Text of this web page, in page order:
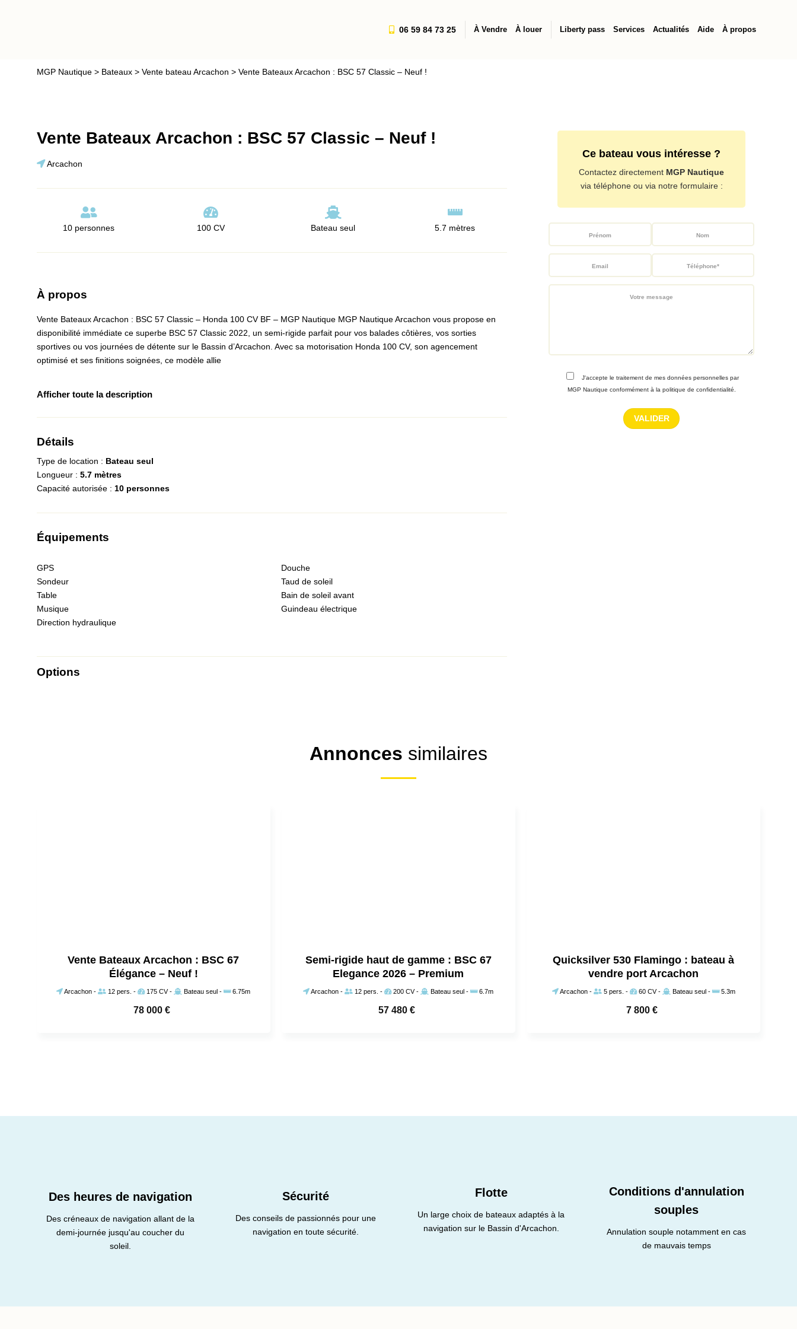
06 59 84 73 25 À Vendre À louer Liberty pass Services Actualités Aide À propos
MGP Nautique > Bateaux > Vente bateau Arcachon > Vente Bateaux Arcachon : BSC 57 Classic – Neuf !
Vente Bateaux Arcachon : BSC 57 Classic – Neuf !
Arcachon
10 personnes 100 CV Bateau seul 5.7 mètres
À propos
Vente Bateaux Arcachon : BSC 57 Classic – Honda 100 CV BF – MGP Nautique MGP Nautique Arcachon vous propose en
disponibilité immédiate ce superbe BSC 57 Classic 2022, un semi-rigide parfait pour vos balades côtières, vos sorties
sportives ou vos journées de détente sur le Bassin d’Arcachon. Avec sa motorisation Honda 100 CV, son agencement
optimisé et ses finitions soignées, ce modèle allie
Afficher toute la description
Détails
Type de location : Bateau seul
Longueur : 5.7 mètres
Capacité autorisée : 10 personnes
Équipements
GPS
Douche
Sondeur
Taud de soleil
Table
Bain de soleil avant
Musique
Guindeau électrique
Direction hydraulique
Options
Ce bateau vous intéresse ?
Contactez directement MGP Nautique
via téléphone ou via notre formulaire :
J'accepte le traitement de mes données personnelles par
MGP Nautique conformément à la politique de confidentialité.
Annonces similaires
Vente Bateaux Arcachon : BSC 67
Élégance – Neuf !
Arcachon - 12 pers. - 175 CV- Bateau seul - 6.75m
78 000€
Semi-rigide haut de gamme : BSC 67
Elegance 2026 – Premium
Arcachon - 12 pers. - 200 CV- Bateau seul - 6.7m
57 480€
Quicksilver 530 Flamingo : bateau à
vendre port Arcachon
Arcachon- 5 pers. - 60 CV- Bateau seul- 5.3m
7 800€
Des heures de navigation
Des créneaux de navigation allant de la
demi-journée jusqu'au coucher du
soleil.
Sécurité
Des conseils de passionnés pour une
navigation en toute sécurité.
Flotte
Un large choix de bateaux adaptés à la
navigation sur le Bassin d'Arcachon.
Conditions d'annulation
souples
Annulation souple notamment en cas
de mauvais temps